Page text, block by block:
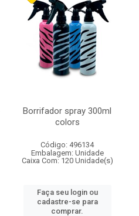
Borrifador spray 300ml
colors
Código: 496134
Embalagem: Unidade
Caixa Com: 120 Unidade(s)
Faça seu login ou
cadastre-se para
comprar.